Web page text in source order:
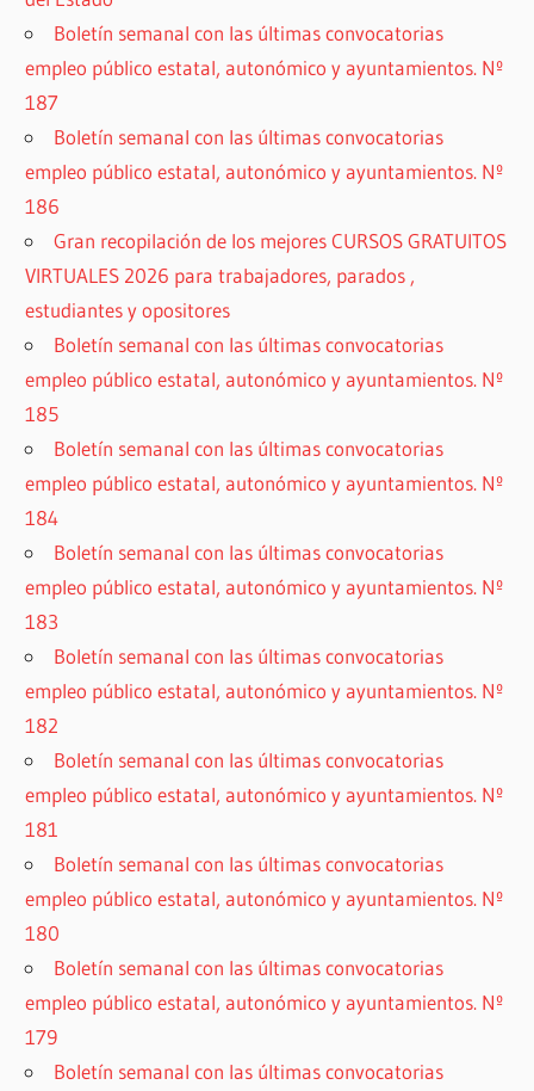
Boletín semanal con las últimas convocatorias
empleo público estatal, autonómico y ayuntamientos. Nº
187
Boletín semanal con las últimas convocatorias
empleo público estatal, autonómico y ayuntamientos. Nº
186
Gran recopilación de los mejores CURSOS GRATUITOS
VIRTUALES 2026 para trabajadores, parados ,
estudiantes y opositores
Boletín semanal con las últimas convocatorias
empleo público estatal, autonómico y ayuntamientos. Nº
185
Boletín semanal con las últimas convocatorias
empleo público estatal, autonómico y ayuntamientos. Nº
184
Boletín semanal con las últimas convocatorias
empleo público estatal, autonómico y ayuntamientos. Nº
183
Boletín semanal con las últimas convocatorias
empleo público estatal, autonómico y ayuntamientos. Nº
182
Boletín semanal con las últimas convocatorias
empleo público estatal, autonómico y ayuntamientos. Nº
181
Boletín semanal con las últimas convocatorias
empleo público estatal, autonómico y ayuntamientos. Nº
180
Boletín semanal con las últimas convocatorias
empleo público estatal, autonómico y ayuntamientos. Nº
179
Boletín semanal con las últimas convocatorias